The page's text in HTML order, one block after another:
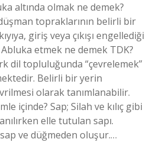
altında olmak ne demek?
topraklarının belirli bir
giriş veya çıkışı engellediği
etmek ne demek TDK?
dil topluluğunda “çevrelemek”
Belirli bir yerin
olarak tanımlanabilir.
içinde? Sap; Silah ve kılıç gibi
elle tutulan sapı.
ve düğmeden oluşur.…